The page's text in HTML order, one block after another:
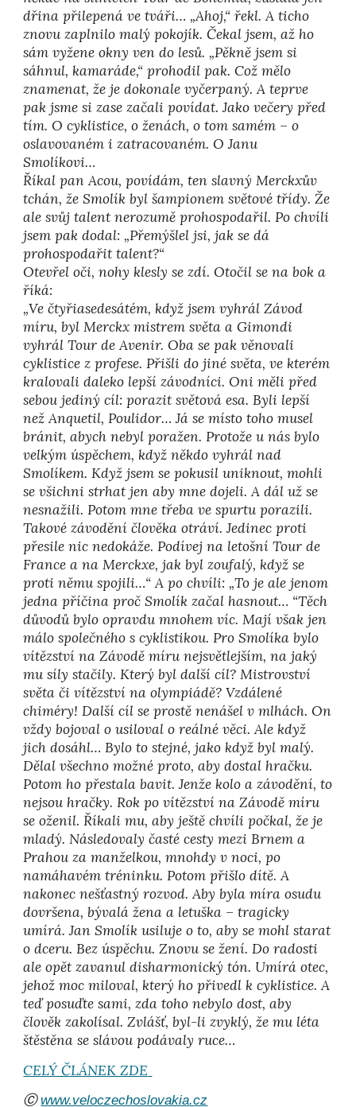
dřina přilepená ve tváři… „Ahoj,“ řekl. A ticho
znovu zaplnilo malý pokojík. Čekal jsem, až ho
sám vyžene okny ven do lesů. „Pěkně jsem si
sáhnul, kamaráde,“ prohodil pak. Což mělo
znamenat, že je dokonale vyčerpaný. A teprve
pak jsme si zase začali povídat. Jako večery před
tím. O cyklistice, o ženách, o tom samém – o
oslavovaném i zatracovaném. O Janu
Smolíkovi…
Říkal pan Acou, povídám, ten slavný Merckxův
tchán, že Smolík byl šampionem světové třídy. Že
ale svůj talent nerozumě prohospodařil. Po chvíli
jsem pak dodal: „Přemýšlel jsi, jak se dá
prohospodařit talent?“
Otevřel oči, nohy klesly se zdí. Otočil se na bok a
říká:
„Ve čtyřiasedesátém, když jsem vyhrál Závod
míru, byl Merckx mistrem světa a Gimondi
vyhrál Tour de Avenir. Oba se pak věnovali
cyklistice z profese. Přišli do jiné světa, ve kterém
kralovali daleko lepší závodníci. Oni měli před
sebou jediný cíl: porazit světová esa. Byli lepší
než Anquetil, Poulidor… Já se místo toho musel
bránit, abych nebyl poražen. Protože u nás bylo
velkým úspěchem, když někdo vyhrál nad
Smolíkem. Když jsem se pokusil uniknout, mohli
se všichni strhat jen aby mne dojeli. A dál už se
nesnažili. Potom mne třeba ve spurtu porazili.
Takové závodění člověka otráví. Jedinec proti
přesile nic nedokáže. Podívej na letošní Tour de
France a na Merckxe, jak byl zoufalý, když se
proti němu spojili…“ A po chvíli: „To je ale jenom
jedna příčina proč Smolík začal hasnout… “Těch
důvodů bylo opravdu mnohem víc. Mají však jen
málo společného s cyklistikou. Pro Smolíka bylo
vítězství na Závodě míru nejsvětlejším, na jaký
mu síly stačily. Který byl další cíl? Mistrovství
světa či vítězství na olympiádě? Vzdálené
chiméry! Další cíl se prostě nenášel v mlhách. On
vždy bojoval o usiloval o reálné věci. Ale když
jich dosáhl… Bylo to stejné, jako když byl malý.
Dělal všechno možné proto, aby dostal hračku.
Potom ho přestala bavit. Jenže kolo a závodění, to
nejsou hračky. Rok po vítězství na Závodě míru
se oženil. Říkali mu, aby ještě chvíli počkal, že je
mladý. Následovaly časté cesty mezi Brnem a
Prahou za manželkou, mnohdy v noci, po
namáhavém tréninku. Potom přišlo dítě. A
nakonec nešťastný rozvod. Aby byla míra osudu
dovršena, bývalá žena a letuška – tragicky
umírá. Jan Smolík usiluje o to, aby se mohl starat
o dceru. Bez úspěchu. Znovu se žení. Do radosti
ale opět zavanul disharmonický tón. Umírá otec,
jehož moc miloval, který ho přivedl k cyklistice. A
teď posuďte sami, zda toho nebylo dost, aby
člověk zakolísal. Zvlášť, byl-li zvyklý, že mu léta
štěstěna se slávou podávaly ruce…
CELÝ ČLÁNEK ZDE
Ⓒ www.veloczechoslovakia.cz